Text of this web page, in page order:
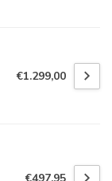
€1.299,00